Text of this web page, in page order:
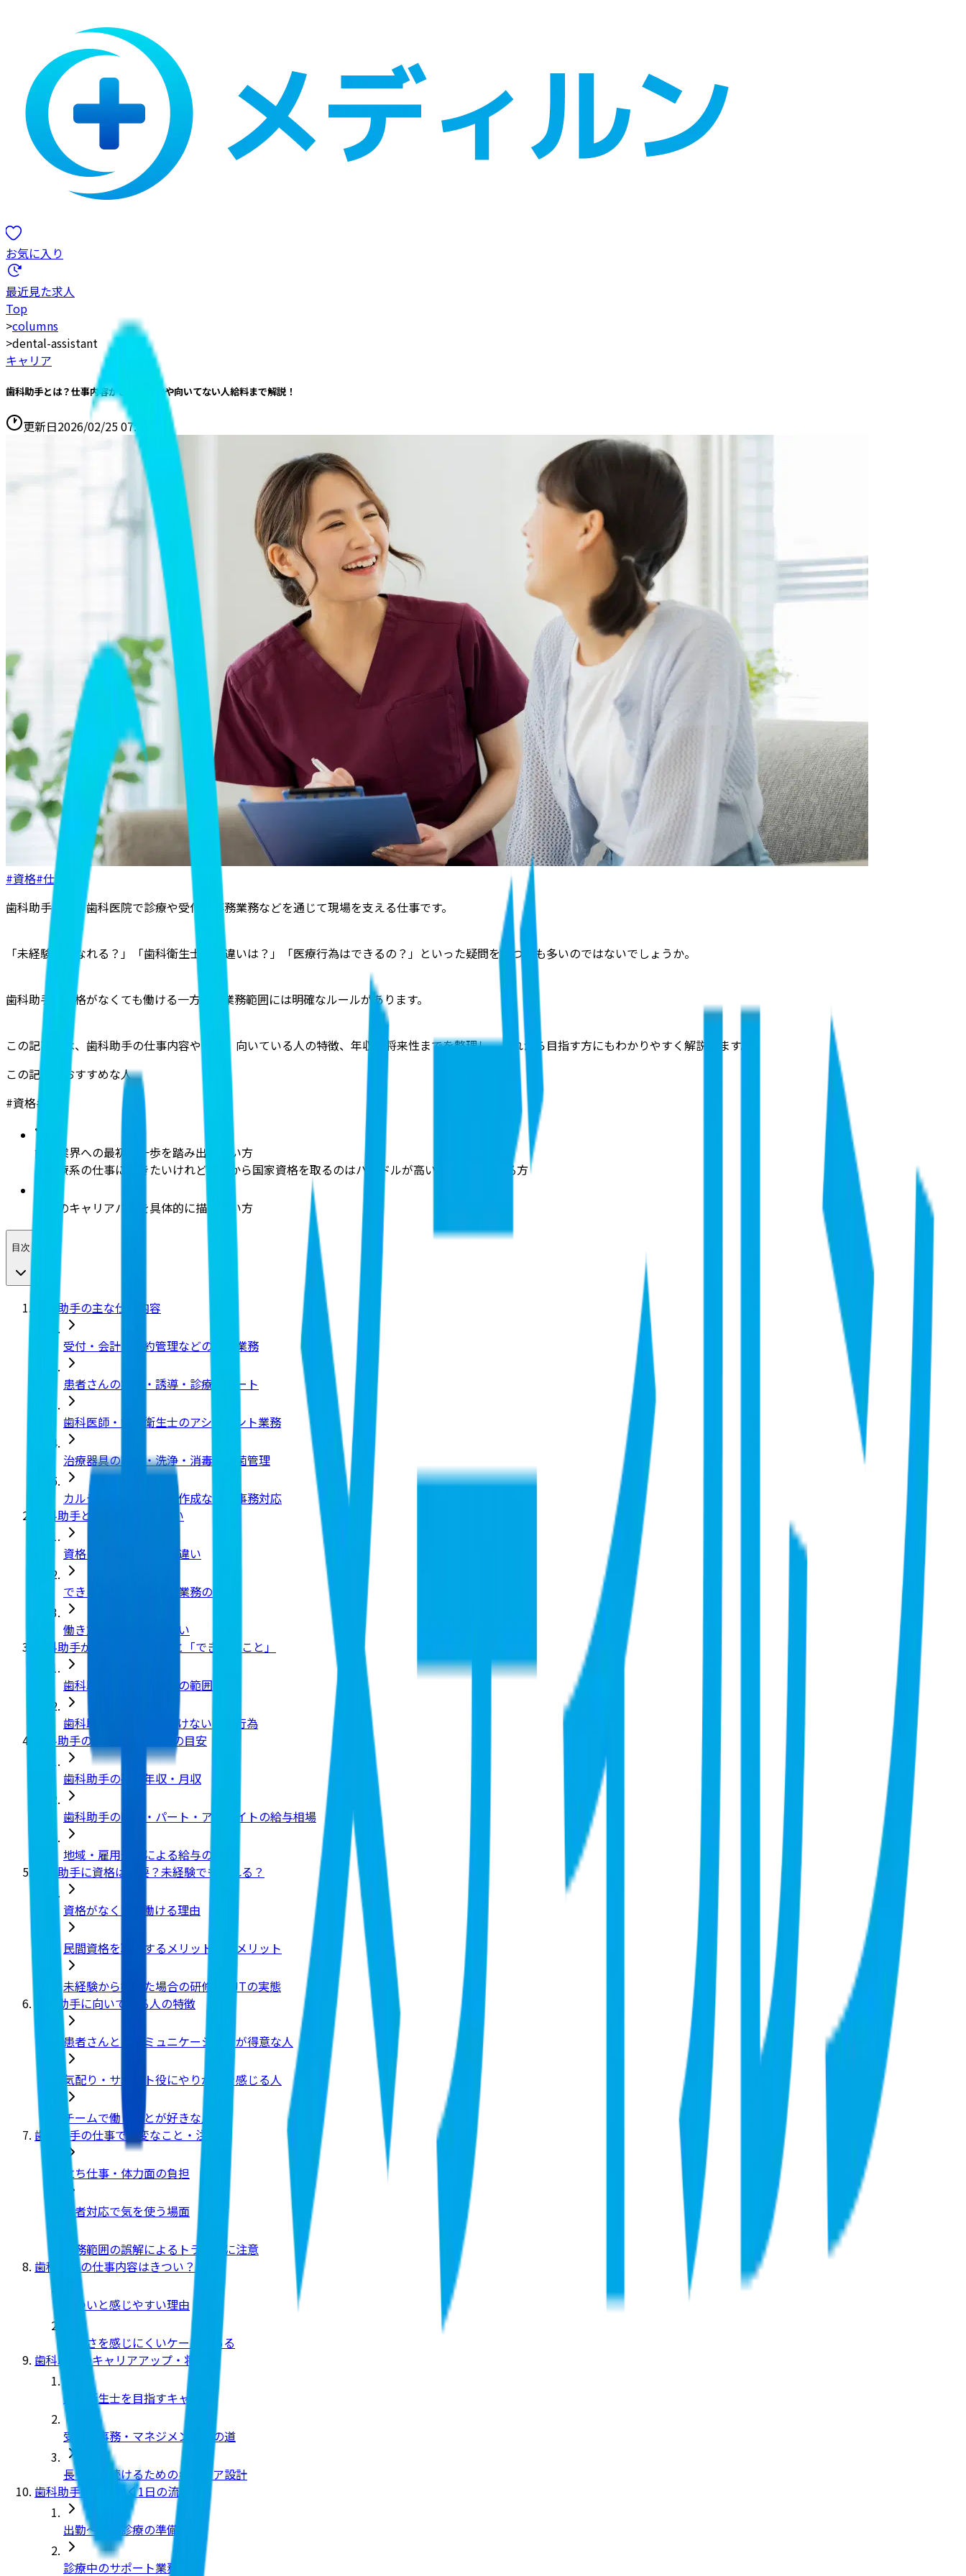
お気に入り
最近見た求人
Top
>columns
>dental-assistant
キャリア
歯科助手とは？仕事内容がきつい理由や向いてない人給料まで解説！
更新日2026/02/25 07:48
#資格#仕事
歯科助手とは、歯科医院で診療や受付、事務業務などを通じて現場を支える仕事です。
「未経験でもなれる？」「歯科衛生士との違いは？」「医療行為はできるの？」といった疑問を持つ方も多いのではないでしょうか。
歯科助手は資格がなくても働ける一方で、業務範囲には明確なルールがあります。
この記事では、歯科助手の仕事内容や役割、向いている人の特徴、年収・将来性までを整理し、これから目指す方にもわかりやすく解説
します。
この記事がおすすめな人
#資格#
歯科業界への最初の一歩を踏み出したい方
「医療系の仕事に就きたいけれど、今から国家資格を取るのはハードルが高い」と感じている方
将来のキャリアパスを具体的に描きたい方
目次
歯科助手の主な仕事内容
受付・会計・予約管理などの事務業務
患者さんの案内・誘導・診療サポート
歯科医師・歯科衛生士のアシスタント業務
治療器具の準備・洗浄・消毒・滅菌管理
カルテ管理・レセプト作成などの事務対応
歯科助手と歯科衛生士の違い
資格の有無と法律上の違い
できる業務・できない業務の違い
働き方・キャリアの違い
歯科助手が「できること」と「できないこと」
歯科助手が行える業務の範囲
歯科助手がやってはいけない医療行為
歯科助手の平均給与・年収の目安
歯科助手の平均年収・月収
歯科助手の時給・パート・アルバイトの給与相場
地域・雇用形態による給与の違い
歯科助手に資格は必要？未経験でもなれる？
資格がなくても働ける理由
民間資格を取得するメリット・デメリット
未経験から始めた場合の研修・OJTの実態
歯科助手に向いている人の特徴
患者さんとのコミュニケーションが得意な人
気配り・サポート役にやりがいを感じる人
チームで働くことが好きな人
歯科助手の仕事で大変なこと・注意点
立ち仕事・体力面の負担
患者対応で気を使う場面
業務範囲の誤解によるトラブルに注意
歯科助手の仕事内容はきつい？
きついと感じやすい理由
きつさを感じにくいケースもある
歯科助手のキャリアアップ・将来性
歯科衛生士を目指すキャリア
受付・事務・マネジメントへの道
長く働き続けるためのキャリア設計
歯科助手として働く1日の流れ
出勤〜午前診療の準備
診療中のサポート業務